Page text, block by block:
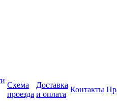
Схема
проезда
Доставка
и оплата
Контакты